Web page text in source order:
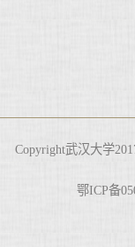
Copyright武汉大学
鄂ICP备